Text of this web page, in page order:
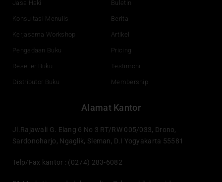
Jasa Haki
Konsultasi Menulis
Kerjasama Workshop
Pengadaan Buku
Reseller Buku
Distributor Buku
Buletin
Berita
Artikel
Pricing
Testimoni
Membership
Alamat Kantor
Jl.Rajawali G. Elang 6 No 3 RT/RW 005/033, Drono,
Sardonoharjo, Ngaglik, Sleman, D.I Yogyakarta 55581
Telp/Fax kantor : (0274) 283-6082